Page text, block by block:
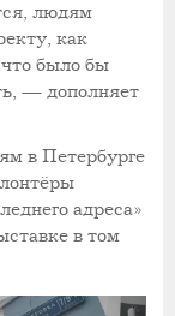
людям
как
было бы
— дополняет
в Петербурге
адреса»
в том